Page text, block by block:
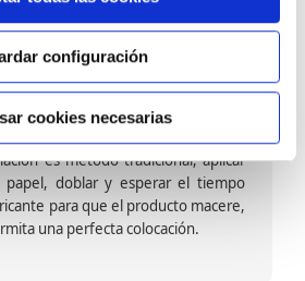
configuración
cookies necesarias
papel:
de papel sobre un soporte de
es método tradicional, aplicar
doblar y esperar el tiempo
para que el producto macere,
una perfecta colocación.